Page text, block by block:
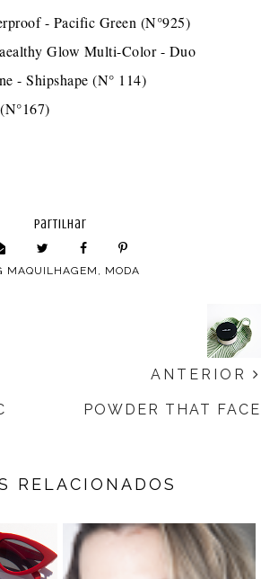
- Pacific Green (N°925)
Glow Multi-Color - Duo
- Shipshape (N° 114)
partilhar
MAQUILHAGEM , MODA
ANTERIOR
POWDER THAT FACE
RELACIONADOS